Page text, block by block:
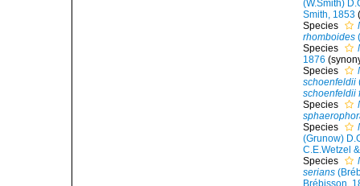
(W.Smith)
Smith, 1853
Species
rhomboides
Species
1876
Species
schoenfeldii
schoenfeldii
Species
Species
(Grunow)
C.E.Wetzel
Species
serians
Brébisson,